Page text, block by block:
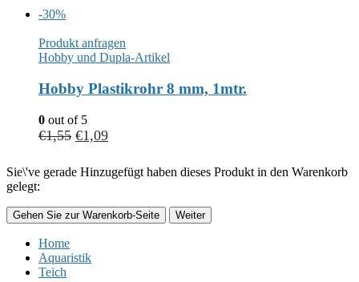
-30%
Produkt anfragen
Hobby und Dupla-Artikel
Hobby Plastikrohr 8 mm, 1mtr.
0 out of 5
€1,55 €1,09
Sie\'ve gerade Hinzugefügt haben dieses Produkt in den Warenkorb
gelegt:
Gehen Sie zur Warenkorb-Seite Weiter
Home
Aquaristik
Teich